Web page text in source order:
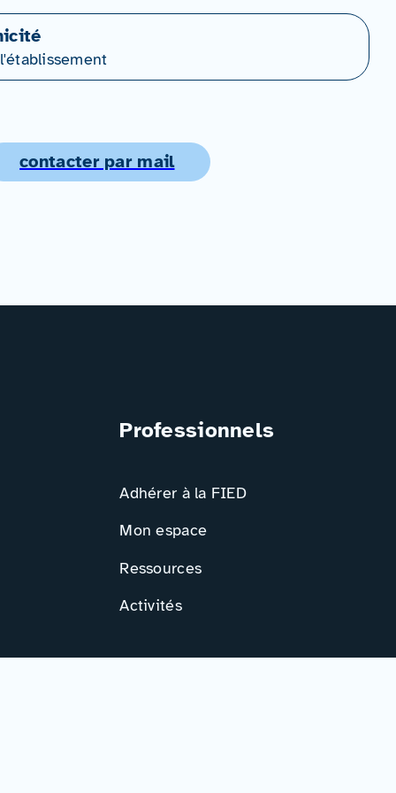
contacter par mail
Professionnels
Adhérer à la FIED
Mon espace
Ressources
Activités